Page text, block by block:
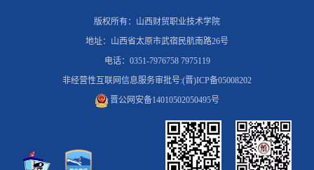
版权所有：山西财贸职业技术学院
地址：山西省太原市武宿民航南路26号
电话：0351-7976758 7975119
非经营性互联网信息服务审批号:(晋)ICP备05008202
晋公网安备14010502050495号